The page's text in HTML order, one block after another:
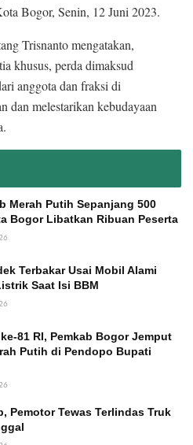
Bogor, Senin, 12 Juni 2023.
Trisnanto mengatakan,
khusus, perda dimaksud
anggota dan fraksi di
dan melestarikan kebudayaan
Merah Putih Sepanjang 500
Bogor Libatkan Ribuan Peserta
Terbakar Usai Mobil Alami
Saat Isi BBM
81 RI, Pemkab Bogor Jemput
Putih di Pendopo Bupati
Pemotor Tewas Terlindas Truk